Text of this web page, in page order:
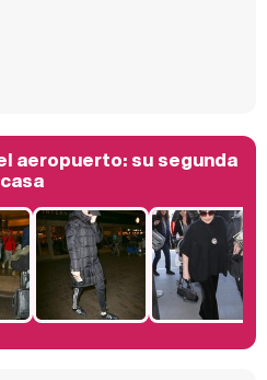
Belén Esteban: "Estoy emocionada, muy contenta y muy feliz por llegar a RTVE"
aeropuerto: su segunda
casa